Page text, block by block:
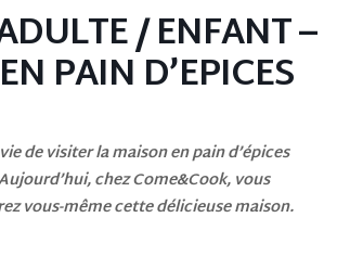
/ ENFANT –
PAIN D’EPICES
de visiter la maison en pain d’épices
chez Come&Cook, vous
vous-même cette délicieuse maison.